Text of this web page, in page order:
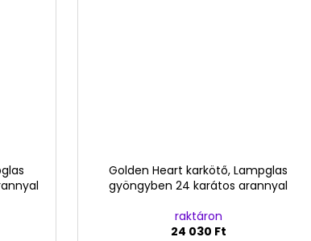
Golden Heart karkötő, Lampglas
gyöngyben 24 karátos arannyal
raktáron
24 030 Ft